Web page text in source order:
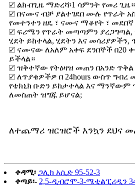
☑ ልክ-በጊዜ ማድረሻ፡1 ሳምንት የመሪ ጊዜ።
☑ በናሙና ብቻ ያልተገደበ ሙሉ የጥራት
የመተንተን ዘዴ ፣ ናሙና ማቆየት ፣ መደበኛ
☑ ፍሪሜን የጥራት መጣጣምን ያረጋግጣል,
ሂደት ይከተላል, ሂደትን እና መሳሪያዎችን,
☑ ናሙናው ለአለም አቀፍ ደንበኞች በ20
ይችላል።
☑ ዝቅተኛው የትዕዛዝ መጠን በአንድ ጥቅል
☑ ለጥያቄዎችዎ በ 24hours ውስጥ ግብረ
የቴክኒክ ቡድን ይከታተላል እና ማንኛውም
ለመስጠት ዝግጁ ይሆናል;
ለተጨማሪ ዝርዝሮች እንኳን ደህና
ቀዳሚ፡ ጋሊክ አሲድ 95-52-3
ቀጣይ፡- 2,5-ዲብሮሞ-3-ሜቲልፒሪዲን